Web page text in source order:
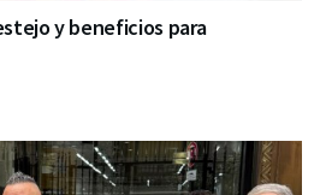
y beneficios para